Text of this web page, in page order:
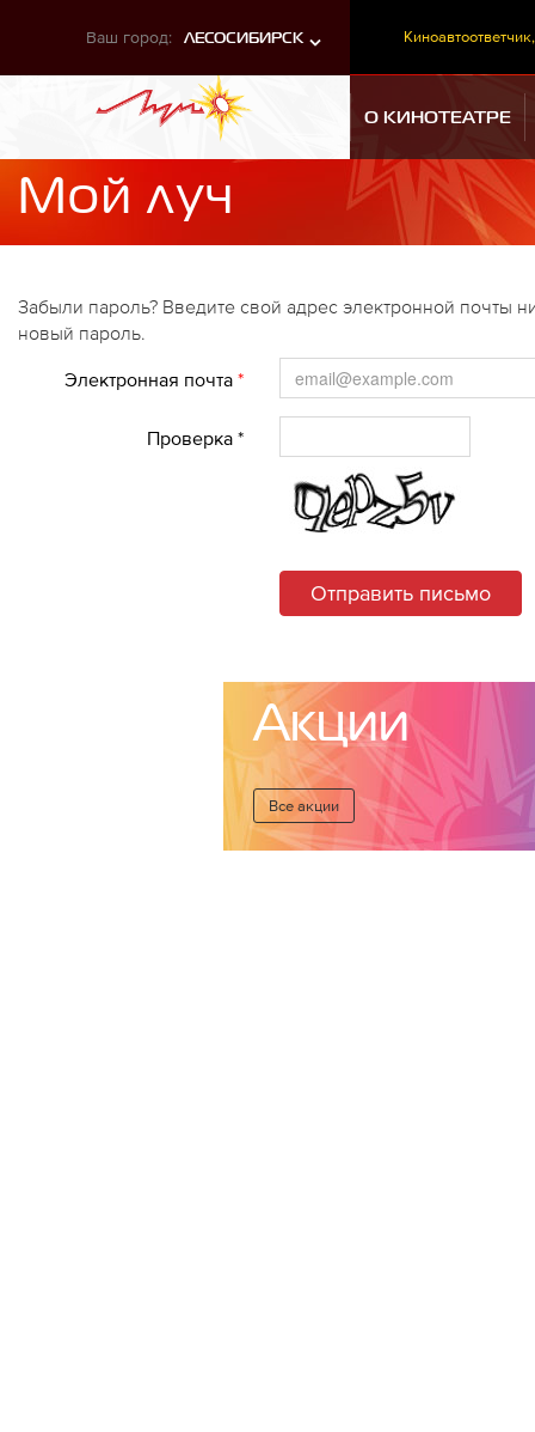
Ваш город: ЛЕСОСИБИРСК Киноавтоответчик,
О КИНОТЕАТРЕ
Мой луч
Забыли пароль? Введите свой адрес электронной почты
новый пароль.
Электронная почта*
Проверка *
Отправить письмо
Акции
Все акции